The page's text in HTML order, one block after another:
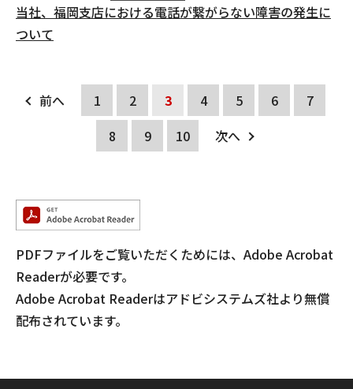
当社、福岡支店における電話が繋がらない障害の発生に
ついて
前へ 1 2 3 4 5 6
7
8
9 10 次へ
PDFファイルをご覧いただくためには、Adobe Acrobat
Readerが必要です。
Adobe Acrobat Readerはアドビシステムズ社より無償
配布されています。